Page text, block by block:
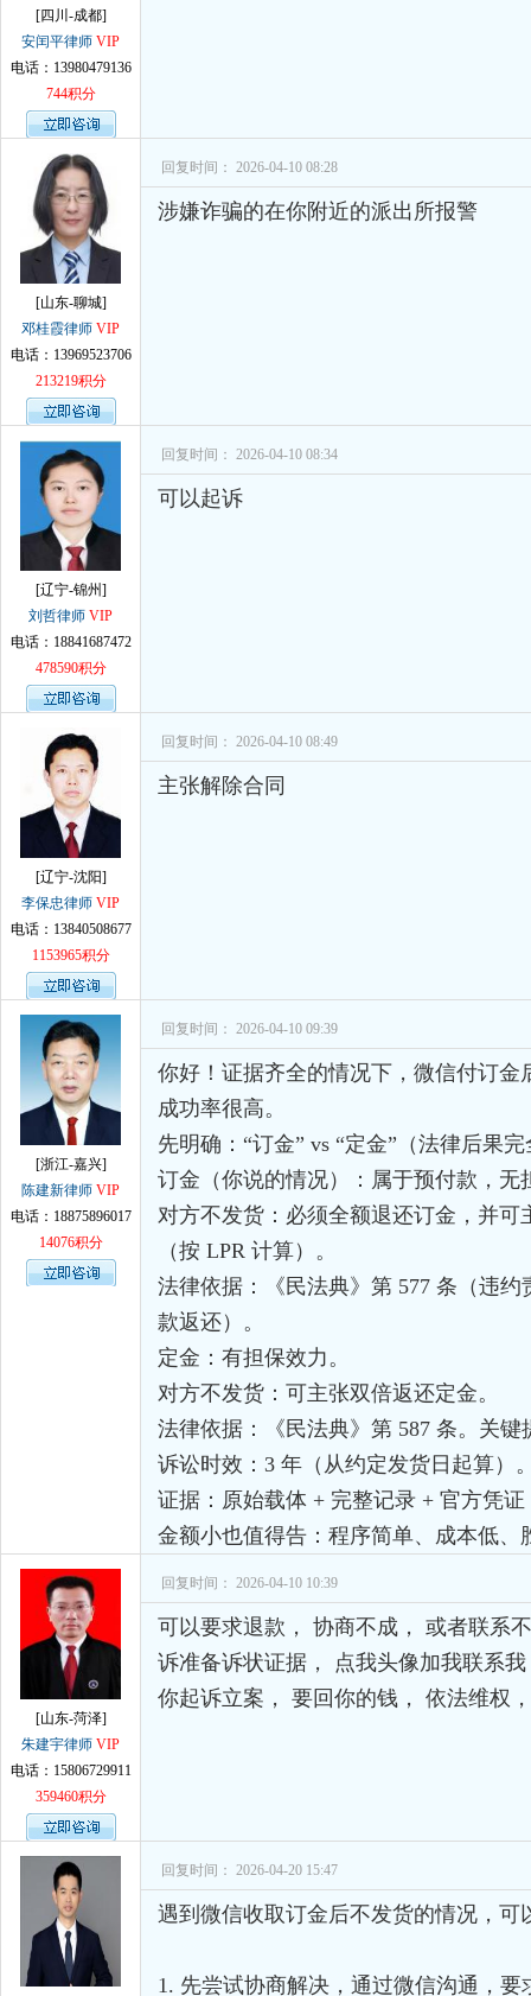
[四川-成都]
安闰平律师 VIP
电话：13980479136
744积分
[山东-聊城]
邓桂霞律师 VIP
电话：13969523706
213219积分
回复时间： 2026-04-10 08:28
涉嫌诈骗的在你附近的派出所报警
[辽宁-锦州]
刘哲律师 VIP
电话：18841687472
478590积分
回复时间： 2026-04-10 08:34
可以起诉
[辽宁-沈阳]
李保忠律师 VIP
电话：13840508677
1153965积分
回复时间： 2026-04-10 08:49
主张解除合同
[浙江-嘉兴]
陈建新律师 VIP
电话：18875896017
14076积分
回复时间： 2026-04-10 09:39
你好！证据齐全的情况下，微信付订金
成功率很高。
先明确：“订金” vs “定金”（法律后果
订金（你说的情况）：属于预付款，无
对方不发货：必须全额退还订金，并可
（按 LPR 计算）。
法律依据：《民法典》第 577 条（违约
款返还）。
定金：有担保效力。
对方不发货：可主张双倍返还定金。
法律依据：《民法典》第 587 条。关键
诉讼时效：3 年（从约定发货日起算）
证据：原始载体 + 完整记录 + 官方凭
金额小也值得告：程序简单、成本低、
[山东-菏泽]
朱建宇律师 VIP
电话：15806729911
359460积分
回复时间： 2026-04-10 10:39
可以要求退款， 协商不成， 或者联系
诉准备诉状证据， 点我头像加我联系
你起诉立案， 要回你的钱， 依法维权
回复时间： 2026-04-20 15:47
遇到微信收取订金后不发货的情况，可
1. 先尝试协商解决，通过微信沟通，